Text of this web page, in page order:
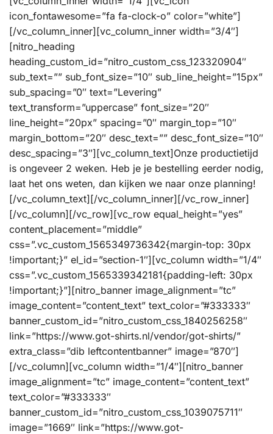
icon_fontawesome=”fa fa-clock-o” color=”white”]
[/vc_column_inner][vc_column_inner width=”3/4″]
[nitro_heading
heading_custom_id=”nitro_custom_css_123320904″
sub_text=”” sub_font_size=”10″ sub_line_height=”15px”
sub_spacing=”0″ text=”Levering”
text_transform=”uppercase” font_size=”20″
line_height=”20px” spacing=”0″ margin_top=”10″
margin_bottom=”20″ desc_text=”” desc_font_size=”10″
desc_spacing=”3″][vc_column_text]Onze productietijd
is ongeveer 2 weken. Heb je je bestelling eerder nodig,
laat het ons weten, dan kijken we naar onze planning!
[/vc_column_text][/vc_column_inner][/vc_row_inner]
[/vc_column][/vc_row][vc_row equal_height=”yes”
content_placement=”middle”
css=”.vc_custom_1565349736342{margin-top: 30px
!important;}” el_id=”section-1″][vc_column width=”1/4″
css=”.vc_custom_1565339342181{padding-left: 30px
!important;}”][nitro_banner image_alignment=”tc”
image_content=”content_text” text_color=”#333333″
banner_custom_id=”nitro_custom_css_1840256258″
link=”https://www.got-shirts.nl/vendor/got-shirts/”
extra_class=”dib leftcontentbanner” image=”870″]
[/vc_column][vc_column width=”1/4″][nitro_banner
image_alignment=”tc” image_content=”content_text”
text_color=”#333333″
banner_custom_id=”nitro_custom_css_1039075711″
image=”1669″ link=”https://www.got-